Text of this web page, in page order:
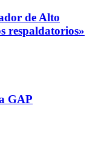
de Alto
respaldatorios»
GAP